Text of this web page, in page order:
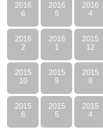
2016
6
2016
5
2016
4
2016
2
2016
1
2015
12
2015
10
2015
9
2015
8
2015
6
2015
5
2015
4